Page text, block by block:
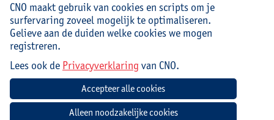
Contacteer CNO
Veelgestelde vragen
Hoe aanmelden en inschrijven via CNOweb?
Hoe een evaluatieformulier invullen?
CNO maakt gebruik van cookies en scripts om je
surfervaring zoveel mogelijk te optimaliseren.
Gelieve aan de duiden welke cookies we mogen
registreren.
Lees ook de Privacyverklaring van CNO.